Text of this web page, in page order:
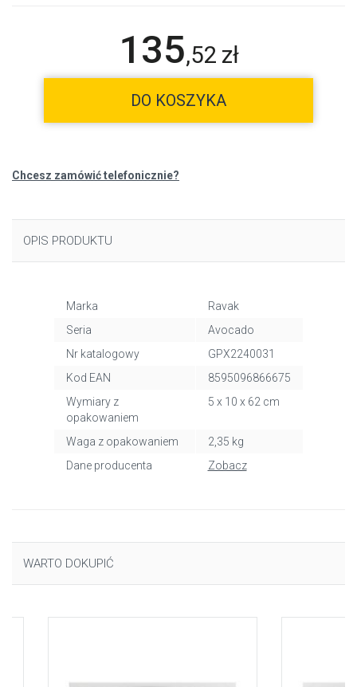
135,52 zł
DO KOSZYKA
Chcesz zamówić telefonicznie?
OPIS PRODUKTU
Marka
Ravak
Seria
Avocado
Nr katalogowy
GPX2240031
Kod EAN
8595096866675
Wymiary z
opakowaniem
5 x 10 x 62 cm
Waga z opakowaniem
2,35 kg
Dane producenta
Zobacz
WARTO DOKUPIĆ